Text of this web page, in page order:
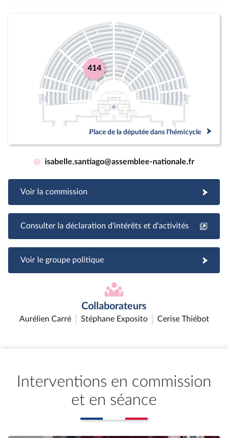
414
Place de la députée dans l'hémicycle
@ isabelle.santiago@assemblee-nationale.fr
Voir la commission
Consulter la déclaration d'intérêts et d'activités
Voir le groupe politique
Collaborateurs
Aurélien Carré Stéphane Exposito Cerise Thiébot
Interventions en commission
et en séance